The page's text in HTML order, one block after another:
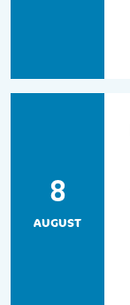
8
AUGUST